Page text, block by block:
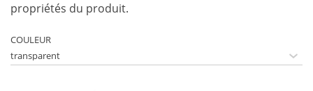
propriétés du produit.
COULEUR